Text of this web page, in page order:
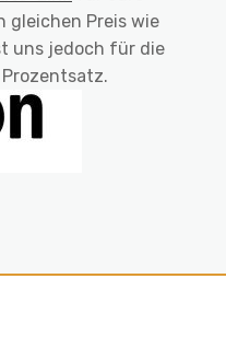
gleichen Preis wie
uns jedoch für die